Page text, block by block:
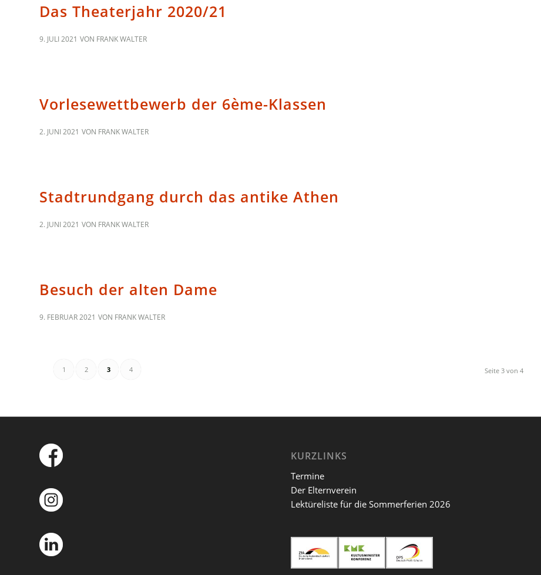
Das Theaterjahr 2020/21
9. JULI 2021 VON FRANK WALTER
Vorlesewettbewerb der 6ème-Klassen
2. JUNI 2021 VON FRANK WALTER
Stadtrundgang durch das antike Athen
2. JUNI 2021 VON FRANK WALTER
Besuch der alten Dame
9. FEBRUAR 2021 VON FRANK WALTER
Seite 3 von 4
1 2 3 4
KURZLINKS
Termine
Der Elternverein
Lektüreliste für die Sommerferien 2026